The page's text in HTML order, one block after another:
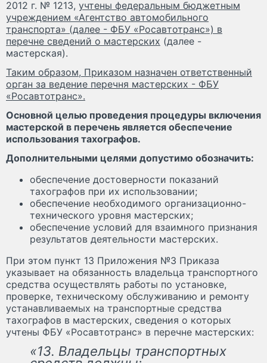
2012 г. № 1213, учтены федеральным бюджетным
учреждением «Агентство автомобильного
транспорта» (далее - ФБУ «Росавтотранс») в
перечне сведений о мастерских (далее -
мастерская).
Таким образом, Приказом назначен ответственный
орган за ведение перечня мастерских - ФБУ
«Росавтотранс».
Основной целью проведения процедуры включения
мастерской в перечень является обеспечение
использования тахографов.
Дополнительными целями допустимо обозначить:
обеспечение достоверности показаний
тахографов при их использовании;
обеспечение необходимого организационно-
технического уровня мастерских;
обеспечение условий для взаимного признания
результатов деятельности мастерских.
При этом пункт 13 Приложения №3 Приказа
указывает на обязанность владельца транспортного
средства осуществлять работы по установке,
проверке, техническому обслуживанию и ремонту
устанавливаемых на транспортные средства
тахографов в мастерских, сведения о которых
учтены ФБУ «Росавтотранс» в перечне мастерских:
«13. Владельцы транспортных